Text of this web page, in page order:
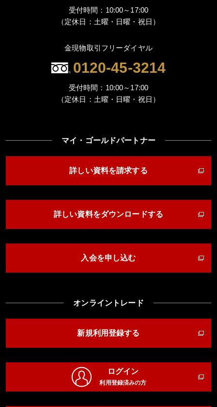
受付時間：10:00～17:00
（定休日：土曜・日曜・祝日）
金現物取引フリーダイヤル
0120-45-3214
受付時間：10:00～17:00
（定休日：土曜・日曜・祝日）
マイ・ゴールドパートナー
詳しい資料を請求する
詳しい資料をダウンロードする
入会を申し込む
オンライントレード
新規利用登録する
ログイン
利用登録済みの方